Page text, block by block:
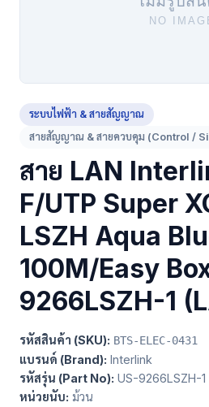
ระบบไฟฟ้า & สายสัญญาณ
สายสัญญาณ & สายควบคุม (Control /
สาย LAN
F/UTP Super
LSZH Aqua
100M/Easy
9266LSZH-1
รหัสสินค้า (SKU): BTS-ELEC-0431
แบรนด์ (Brand): Interlink
รหัสรุ่น (Part No): US-9266LSZH-1
หน่วยนับ: ม้วน